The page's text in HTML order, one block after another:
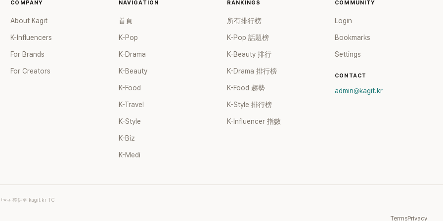
題的「腋下比基尼照」，再次
被粉絲視為黑歷史代表作
團體 S#arp 成員身分出
年代初期紅極一時，由
續活躍於綜藝節目，她經
頻道也即將突破百萬訂閱，
COMPANY
About Kagit
K-Influencers
For Brands
For Creators
NAVIGATION
首頁
K-Pop
K-Drama
K-Beauty
K-Food
K-Travel
K-Style
K-Biz
K-Medi
RANKINGS
所有排行榜
K-Pop 話題榜
K-Beauty 排行
K-Drama 排行榜
K-Food 趨勢
K-Style 排行榜
K-Influencer 指數
COMMUNITY
Login
Bookmarks
Settings
CONTACT
admin@kagit.kr
→ 整併至 kagit.kr TC
TermsPrivacy